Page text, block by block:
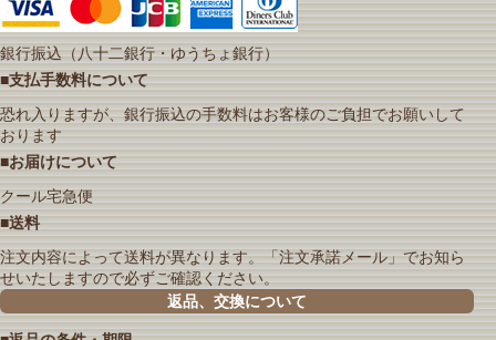
銀行振込（八十二銀行・ゆうちょ銀行）
■支払手数料について
恐れ入りますが、銀行振込の手数料はお客様のご負担でお願いして
おります
■お届けについて
クール宅急便
■送料
注文内容によって送料が異なります。「注文承諾メール」でお知ら
せいたしますので必ずご確認ください。
返品、交換について